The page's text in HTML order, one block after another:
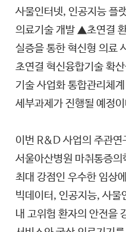
사물인터넷, 인공지능 플
의료기술 개발 ▲초연결
실증을 통한 혁신형 의료
초연결 혁신융합기술 확
기술 사업화 통합관리체
세부과제가 진행될 예정
이번 R&D 사업의 주관연
서울아산병원 마취통증의
최대 강점인 우수한 임상
빅데이터, 인공지능, 사물
내 고위험 환자의 안전을